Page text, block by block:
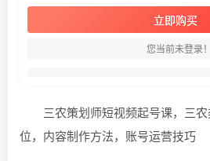
立即购买
您当前未登录
三农策划师短视频起号课，三
位，内容制作方法，账号运营技巧